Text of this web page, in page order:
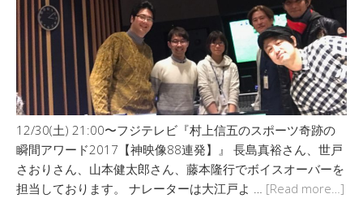
12/30(土) 21:00〜フジテレビ『村上信五のスポーツ奇跡の
瞬間アワード2017【神映像88連発】』 長島真裕さん、世戸
さおりさん、山本健太郎さん、藤本隆行でボイスオーバーを
担当しております。 ナレーターは大江戸よ … [Read more…]